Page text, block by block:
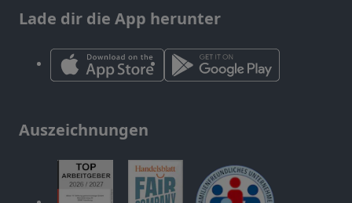
Lade dir die App herunter
Auszeichnungen